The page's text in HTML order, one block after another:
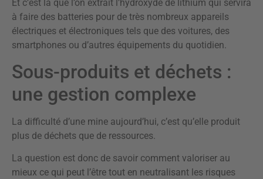
Et c’est là que l’on extrait l’hydroxyde de lithium qui servira
à faire des batteries pour de très nombreux appareils
électriques et électroniques tels que des voitures, des
smartphones ou d’autres équipements du quotidien.
Sous-produits et déchets :
une gestion complexe
La difficulté d’une mine aujourd’hui, c’est qu’elle produit
plus de déchets que de ressources.
La question est donc de savoir comment valoriser au
mieux ce qui peut l’être tout en neutralisant les risques